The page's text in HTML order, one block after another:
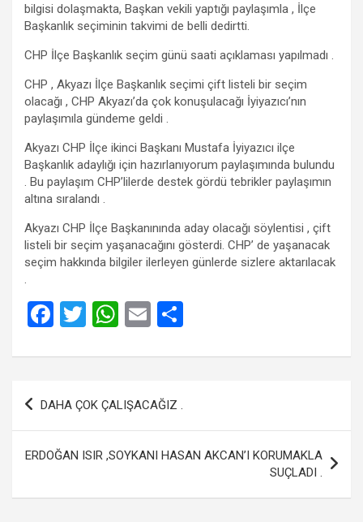
bilgisi dolaşmakta, Başkan vekili yaptığı paylaşımla , İlçe
Başkanlık seçiminin takvimi de belli dedirtti.
CHP İlçe Başkanlık seçim günü saati açıklaması yapılmadı .
CHP , Akyazı İlçe Başkanlık seçimi çift listeli bir seçim
olacağı , CHP Akyazı’da çok konuşulacağı İyiyazıcı’nın
paylaşımıla gündeme geldi .
Akyazı CHP İlçe ikinci Başkanı Mustafa İyiyazıcı ilçe
Başkanlık adaylığı için hazırlanıyorum paylaşımında bulundu
. Bu paylaşım CHP’lilerde destek gördü tebrikler paylaşımın
altına sıralandı .
Akyazı CHP İlçe Başkanınında aday olacağı söylentisi , çift
listeli bir seçim yaşanacağını gösterdi. CHP’ de yaşanacak
seçim hakkında bilgiler ilerleyen günlerde sizlere aktarılacak
.
F
ce
b
o
o
k
T
tt
er
W
at
s
A
p
p
E
ail ar
Yazı
gezinmesi
DAHA ÇOK ÇALIŞACAĞIZ .
ERDOĞAN ISIR ,SOYKANI HASAN AKCAN’I KORUMAKLA
SUÇLADI .